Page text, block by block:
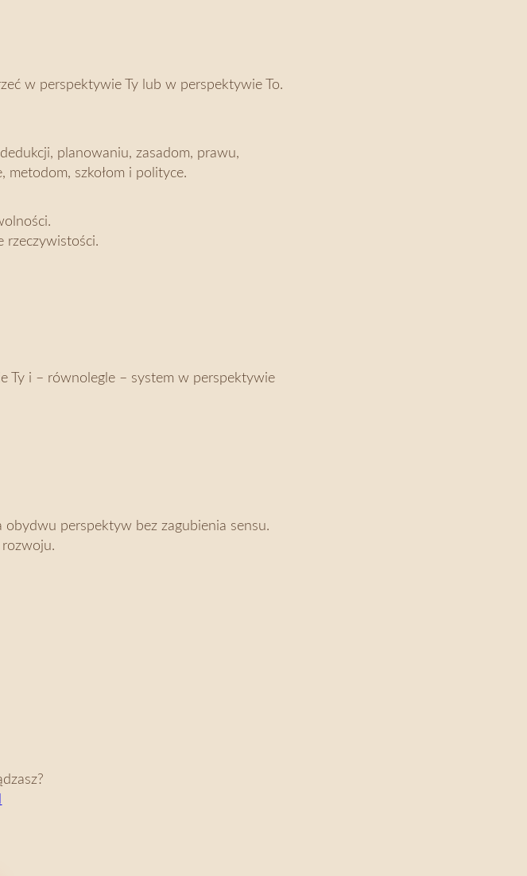
w perspektywie Ty lub w perspektywie To.
planowaniu, zasadom, prawu,
metodom, szkołom i polityce.
rzeczywistości.
Ty i – równolegle – system w perspektywie
obydwu perspektyw bez zagubienia sensu.
rozwoju.